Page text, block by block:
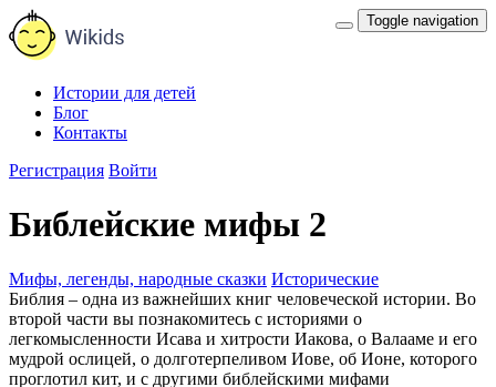
Toggle navigation
Истории для детей
Блог
Контакты
Регистрация Войти
Библейские мифы 2
Мифы, легенды, народные сказки Исторические
Библия – одна из важнейших книг человеческой истории. Во
второй части вы познакомитесь с историями о
легкомысленности Исава и хитрости Иакова, о Валааме и его
мудрой ослицей, о долготерпеливом Иове, об Ионе, которого
проглотил кит, и с другими библейскими мифами